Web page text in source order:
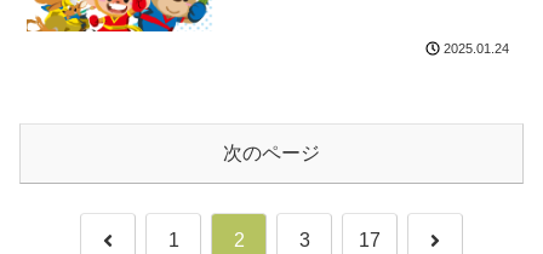
2025.01.24
次のページ
前 1 2 3 17 次